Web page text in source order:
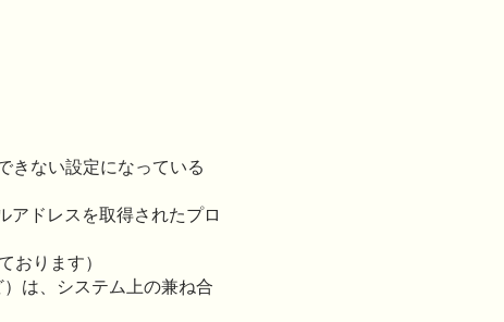
きない設定になっている
ドレスを取得されたプロ
おります）
）は、システム上の兼ね合